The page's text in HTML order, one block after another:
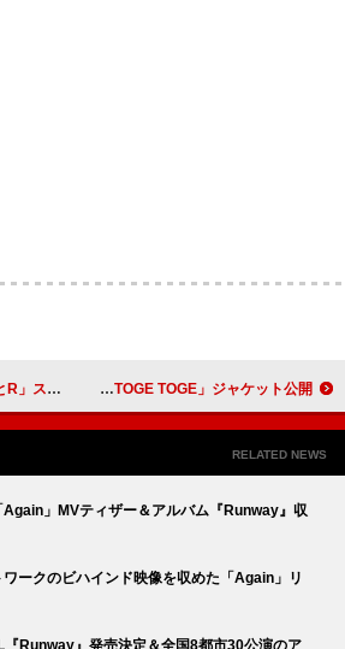
映像を公開 MON7A、メジャーデビュー曲「TOGE TOGE」ジャケット公開
RELATED NEWS
」MVティザー＆アルバム『Runway』収
ークのビハインド映像を収めた「Again」リ
Runway』発売決定＆全国8都市30公演のア